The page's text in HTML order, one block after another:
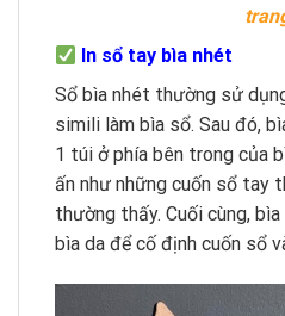
In sổ tay bìa nhét
Sổ bìa nhét thường sử
simili làm bìa sổ. Sau đó,
1 túi ở phía bên trong của
ấn như những cuốn sổ tay
thường thấy. Cuối cùng,
bìa da để cố định cuốn sổ